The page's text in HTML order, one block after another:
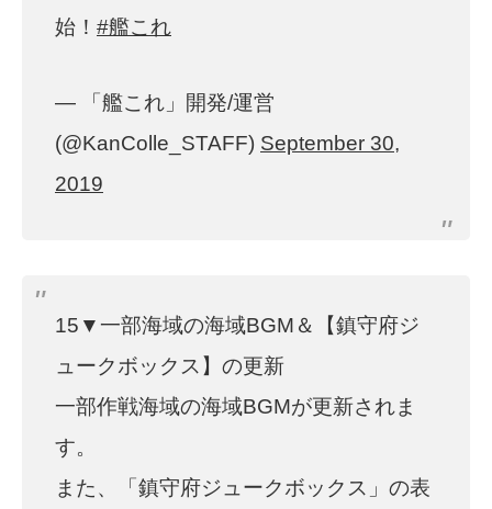
始！ #艦これ
— 「艦これ」開発/運営
(@KanColle_STAFF) September 30,
2019
15▼一部海域の海域BGM＆【鎮守府ジ
ュークボックス】の更新
一部作戦海域の海域BGMが更新されま
す。
また、「鎮守府ジュークボックス」の表